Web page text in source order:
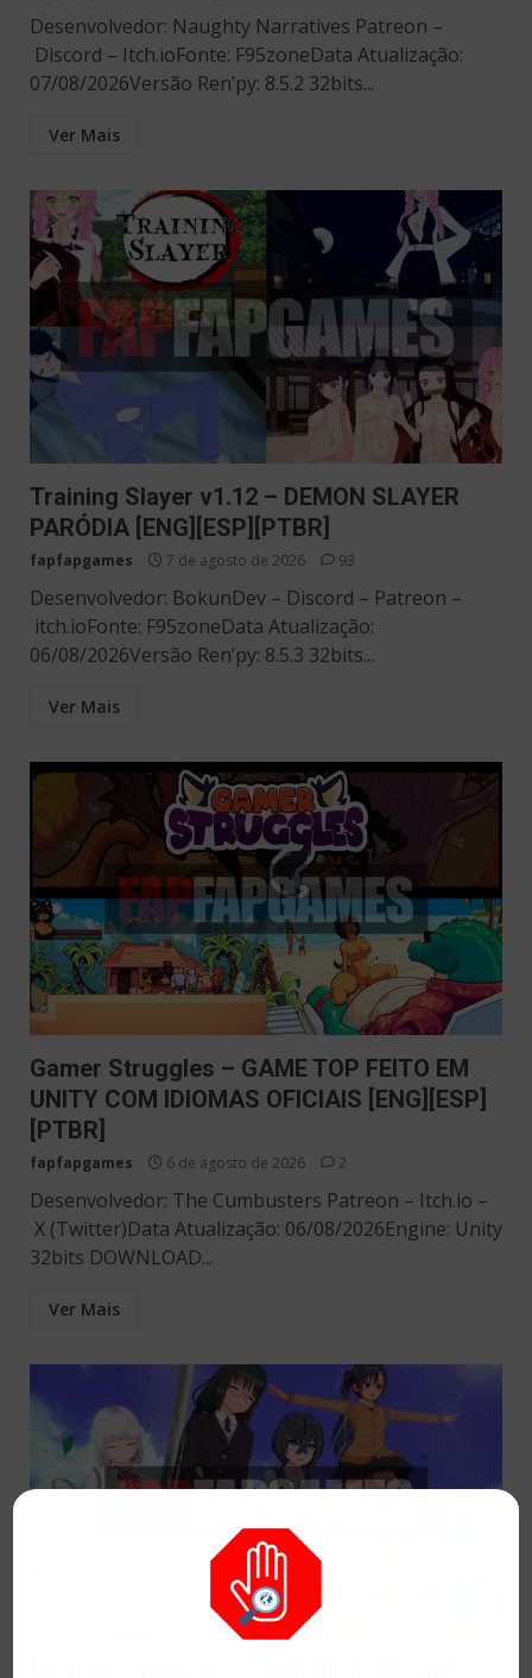
Desenvolvedor: Naughty Narratives Patreon –
Discord – Itch.ioFonte: F95zoneData Atualização:
07/08/2026Versão Ren’py: 8.5.2 32bits...
Ver Mais
Training Slayer v1.12 – DEMON SLAYER
PARÓDIA [ENG][ESP][PTBR]
fapfapgames 7 de agosto de 2026 93
Desenvolvedor: BokunDev – Discord – Patreon –
itch.ioFonte: F95zoneData Atualização:
06/08/2026Versão Ren’py: 8.5.3 32bits...
Ver Mais
Gamer Struggles – GAME TOP FEITO EM
UNITY COM IDIOMAS OFICIAIS [ENG][ESP]
[PTBR]
fapfapgames 6 de agosto de 2026 2
Desenvolvedor: The Cumbusters Patreon – Itch.io –
X (Twitter)Data Atualização: 06/08/2026Engine: Unity
32bits DOWNLOAD...
Ver Mais